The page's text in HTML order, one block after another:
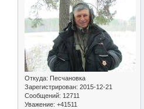
Откуда: Песчановка
Зарегистрирован: 2015-12-21
Сообщений: 12711
Уважение: +41511